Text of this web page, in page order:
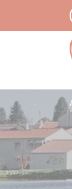
Panneau de